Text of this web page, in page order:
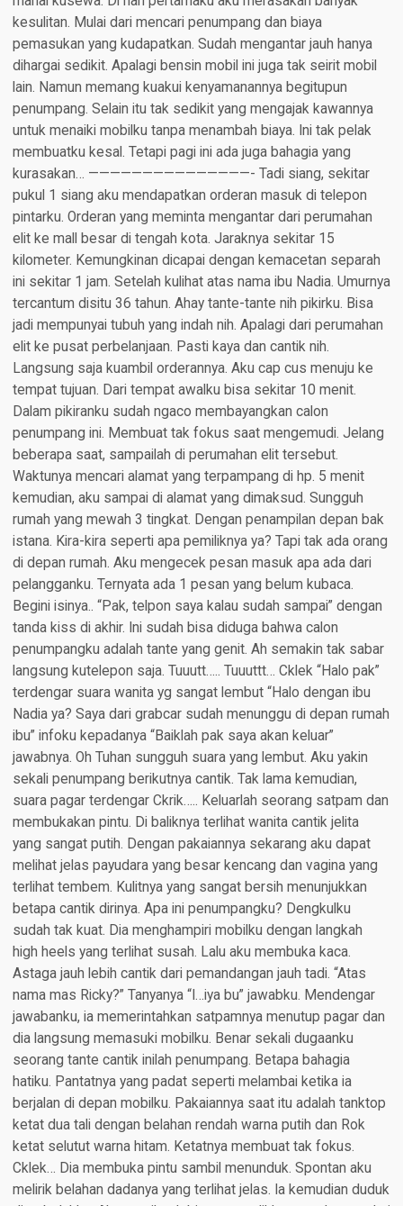
kesulitan. Mulai dari mencari penumpang dan biaya
pemasukan yang kudapatkan. Sudah mengantar jauh hanya
dihargai sedikit. Apalagi bensin mobil ini juga tak seirit mobil
lain. Namun memang kuakui kenyamanannya begitupun
penumpang. Selain itu tak sedikit yang mengajak kawannya
untuk menaiki mobilku tanpa menambah biaya. Ini tak pelak
membuatku kesal. Tetapi pagi ini ada juga bahagia yang
kurasakan… ———————————————- Tadi siang, sekitar
pukul 1 siang aku mendapatkan orderan masuk di telepon
pintarku. Orderan yang meminta mengantar dari perumahan
elit ke mall besar di tengah kota. Jaraknya sekitar 15
kilometer. Kemungkinan dicapai dengan kemacetan separah
ini sekitar 1 jam. Setelah kulihat atas nama ibu Nadia. Umurnya
tercantum disitu 36 tahun. Ahay tante-tante nih pikirku. Bisa
jadi mempunyai tubuh yang indah nih. Apalagi dari perumahan
elit ke pusat perbelanjaan. Pasti kaya dan cantik nih.
Langsung saja kuambil orderannya. Aku cap cus menuju ke
tempat tujuan. Dari tempat awalku bisa sekitar 10 menit.
Dalam pikiranku sudah ngaco membayangkan calon
penumpang ini. Membuat tak fokus saat mengemudi. Jelang
beberapa saat, sampailah di perumahan elit tersebut.
Waktunya mencari alamat yang terpampang di hp. 5 menit
kemudian, aku sampai di alamat yang dimaksud. Sungguh
rumah yang mewah 3 tingkat. Dengan penampilan depan bak
istana. Kira-kira seperti apa pemiliknya ya? Tapi tak ada orang
di depan rumah. Aku mengecek pesan masuk apa ada dari
pelangganku. Ternyata ada 1 pesan yang belum kubaca.
Begini isinya.. “Pak, telpon saya kalau sudah sampai” dengan
tanda kiss di akhir. Ini sudah bisa diduga bahwa calon
penumpangku adalah tante yang genit. Ah semakin tak sabar
langsung kutelepon saja. Tuuutt….. Tuuuttt… Cklek “Halo pak”
terdengar suara wanita yg sangat lembut “Halo dengan ibu
Nadia ya? Saya dari grabcar sudah menunggu di depan rumah
ibu” infoku kepadanya “Baiklah pak saya akan keluar”
jawabnya. Oh Tuhan sungguh suara yang lembut. Aku yakin
sekali penumpang berikutnya cantik. Tak lama kemudian,
suara pagar terdengar Ckrik….. Keluarlah seorang satpam dan
membukakan pintu. Di baliknya terlihat wanita cantik jelita
yang sangat putih. Dengan pakaiannya sekarang aku dapat
melihat jelas payudara yang besar kencang dan vagina yang
terlihat tembem. Kulitnya yang sangat bersih menunjukkan
betapa cantik dirinya. Apa ini penumpangku? Dengkulku
sudah tak kuat. Dia menghampiri mobilku dengan langkah
high heels yang terlihat susah. Lalu aku membuka kaca.
Astaga jauh lebih cantik dari pemandangan jauh tadi. “Atas
nama mas Ricky?” Tanyanya “I…iya bu” jawabku. Mendengar
jawabanku, ia memerintahkan satpamnya menutup pagar dan
dia langsung memasuki mobilku. Benar sekali dugaanku
seorang tante cantik inilah penumpang. Betapa bahagia
hatiku. Pantatnya yang padat seperti melambai ketika ia
berjalan di depan mobilku. Pakaiannya saat itu adalah tanktop
ketat dua tali dengan belahan rendah warna putih dan Rok
ketat selutut warna hitam. Ketatnya membuat tak fokus.
Cklek… Dia membuka pintu sambil menunduk. Spontan aku
melirik belahan dadanya yang terlihat jelas. Ia kemudian duduk